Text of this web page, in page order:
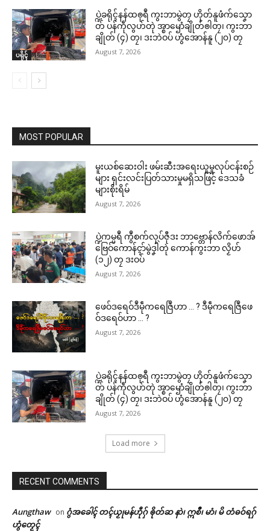
ပရိုၚ်
ပ္ဍဲခရိုၚ်နန်ထၜုရဳ ကွးဘာမွဲတၠ ဟိုတ်နူဖံက်သၞော
တ် ပန်ကဵုလွဟ်တုဲ အ္စာၝောံချိုတ်ၜါတၠ၊ ကွးဘာ
ချိုတ် (၄) တၠ၊ ဒးဘဲဝပ် ဟွံအောန်နူ (၂၀) တၠ
August 7, 2026
MOST POPULAR
မူးယစ်ဆေးဝါး ဖမ်းဆီးအရေးယူမှုလုပ်ငန်းစဉ်
များ ရှင်းလင်းပြတ်သားမှုမရှိသဖြင့် ဒေသခံ
များစိုးရိမ်
August 7, 2026
ပ္ဍဲကမ္မရဳ ကွဳစက်လုပ်ဇီုဒး ဘာဗ္တောန်လိက်ဖောအ်
ဗြေဝ်ကောန်ၚာ်မွဲဒၞါဲတုဲ ကောန်ကွးဘာ လၟိဟ်
(၁၂) တၠ ဒးဝပ်
August 7, 2026
ဖေဝ်ဒရေဝ်ဒဳမဵုကရေဇြဳဟာ … ? ဒဳမဵုကရေဇြဳဖေ
ဝ်ဒရေဝ်ဟာ … ?
August 7, 2026
ပ္ဍဲခရိုၚ်နန်ထၜုရဳ ကွးဘာမွဲတၠ ဟိုတ်နူဖံက်သၞော
တ် ပန်ကဵုလွဟ်တုဲ အ္စာၝောံချိုတ်ၜါတၠ၊ ကွးဘာ
ချိုတ် (၄) တၠ၊ ဒးဘဲဝပ် ဟွံအောန်နူ (၂၀) တၠ
August 7, 2026
Load more
RECENT COMMENTS
Aungthaw on ဂွံအခေါၚ် တၚ်ယၟုမန်ဟီုဂှ် ၜိုတ်ဆ နာဲ၊ ဣစဳ၊ မာံ၊ မိ တံဓဝ်ရဂှ်
ဟွံတၟေၚ်